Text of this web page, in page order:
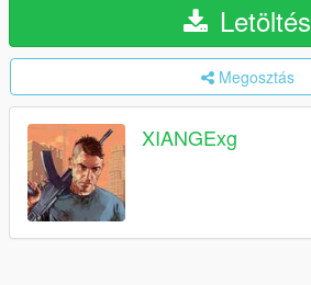
Letöltés
Megosztás
XIANGExg